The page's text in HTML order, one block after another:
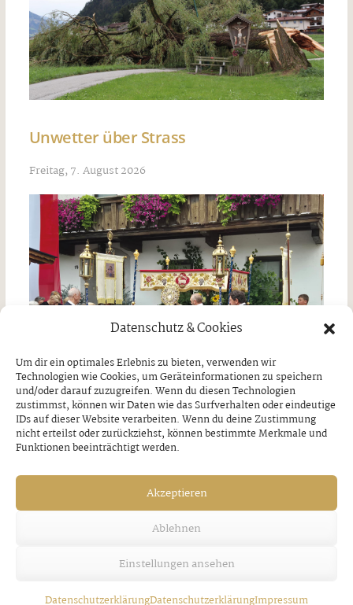
Datenschutz & Cookies
Um dir ein optimales Erlebnis zu bieten, verwenden wir
Technologien wie Cookies, um Geräteinformationen zu speichern
und/oder darauf zuzugreifen. Wenn du diesen Technologien
zustimmst, können wir Daten wie das Surfverhalten oder eindeutige
IDs auf dieser Website verarbeiten. Wenn du deine Zustimmung
nicht erteilst oder zurückziehst, können bestimmte Merkmale und
Funktionen beeinträchtigt werden.
Akzeptieren
Ablehnen
Einstellungen ansehen
DatenschutzerklärungDatenschutzerklärungImpressum
Unwetter über Strass
Freitag, 7. August 2026